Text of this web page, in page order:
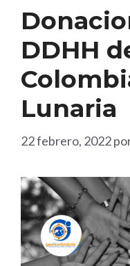
DDHH
Lunaria
22 febrero, 2022